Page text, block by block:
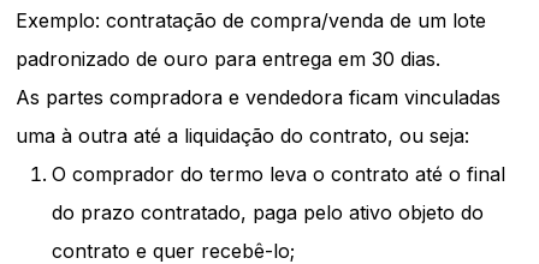
Exemplo: contratação de compra/venda de um lote
padronizado de ouro para entrega em 30 dias.
As partes compradora e vendedora ficam vinculadas
uma à outra até a liquidação do contrato, ou seja:
O comprador do termo leva o contrato até o final
do prazo contratado, paga pelo ativo objeto do
contrato e quer recebê-lo;